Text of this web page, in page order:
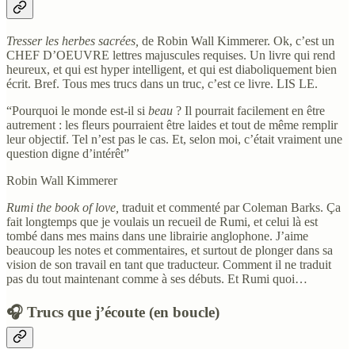
Tresser les herbes sacrées, de Robin Wall Kimmerer. Ok, c’est un
CHEF D’OEUVRE lettres majuscules requises. Un livre qui rend
heureux, et qui est hyper intelligent, et qui est diaboliquement bien
écrit. Bref. Tous mes trucs dans un truc, c’est ce livre. LIS LE.
“Pourquoi le monde est-il si beau ? Il pourrait facilement en être
autrement : les fleurs pourraient être laides et tout de même remplir
leur objectif. Tel n’est pas le cas. Et, selon moi, c’était vraiment une
question digne d’intérêt”
Robin Wall Kimmerer
Rumi the book of love, traduit et commenté par Coleman Barks. Ça
fait longtemps que je voulais un recueil de Rumi, et celui là est
tombé dans mes mains dans une librairie anglophone. J’aime
beaucoup les notes et commentaires, et surtout de plonger dans sa
vision de son travail en tant que traducteur. Comment il ne traduit
pas du tout maintenant comme à ses débuts. Et Rumi quoi…
🎧 Trucs que j’écoute (en boucle)